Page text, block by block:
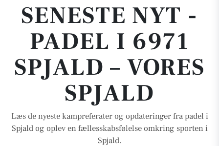
SENESTE NYT -
PADEL I 6971
SPJALD – VORES
SPJALD
Læs de nyeste kampreferater og opdateringer fra padel i
Spjald og oplev en fællesskabsfølelse omkring sporten i
Spjald.